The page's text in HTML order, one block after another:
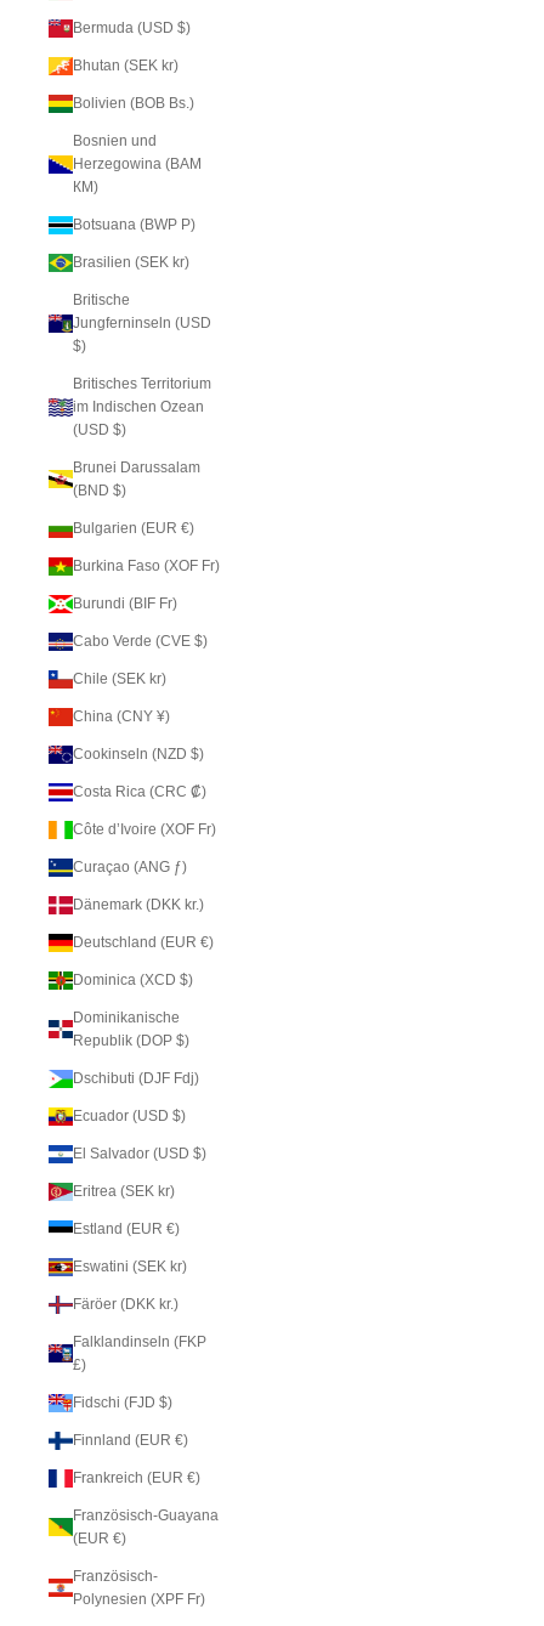
Bermuda (USD $)
Bhutan (SEK kr)
Bolivien (BOB Bs.)
Bosnien und
Herzegowina (BAM
КМ)
Botsuana (BWP P)
Brasilien (SEK kr)
Britische
Jungferninseln (USD
$)
Britisches Territorium
im Indischen Ozean
(USD $)
Brunei Darussalam
(BND $)
Bulgarien (EUR €)
Burkina Faso (XOF Fr)
Burundi (BIF Fr)
Cabo Verde (CVE $)
Chile (SEK kr)
China (CNY ¥)
Cookinseln (NZD $)
Costa Rica (CRC ₡)
Côte d’Ivoire (XOF Fr)
Curaçao (ANG ƒ)
Dänemark (DKK kr.)
Deutschland (EUR €)
Dominica (XCD $)
Dominikanische
Republik (DOP $)
Dschibuti (DJF Fdj)
Ecuador (USD $)
El Salvador (USD $)
Eritrea (SEK kr)
Estland (EUR €)
Eswatini (SEK kr)
Färöer (DKK kr.)
Falklandinseln (FKP
£)
Fidschi (FJD $)
Finnland (EUR €)
Frankreich (EUR €)
Französisch-Guayana
(EUR €)
Französisch-
Polynesien (XPF Fr)